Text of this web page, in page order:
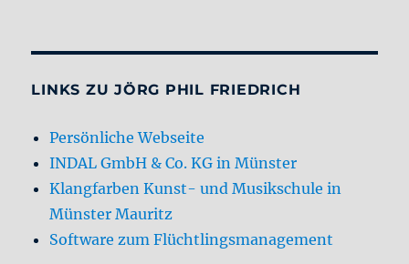
LINKS ZU JÖRG PHIL FRIEDRICH
Persönliche Webseite
INDAL GmbH & Co. KG in Münster
Klangfarben Kunst- und Musikschule in
Münster Mauritz
Software zum Flüchtlingsmanagement